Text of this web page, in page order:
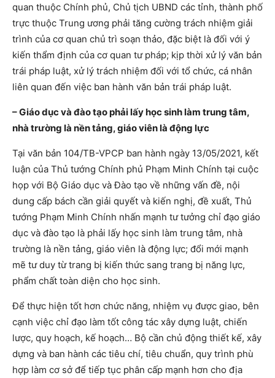
quan thuộc Chính phủ, Chủ tịch UBND các tỉnh, thành phố
trực thuộc Trung ương phải tăng cường trách nhiệm giải
trình của cơ quan chủ trì soạn thảo, đặc biệt là đối với ý
kiến thẩm định của cơ quan tư pháp; kịp thời xử lý văn bản
trái pháp luật, xử lý trách nhiệm đối với tổ chức, cá nhân
liên quan đến việc ban hành văn bản trái pháp luật.
– Giáo dục và đào tạo phải lấy học sinh làm trung tâm,
nhà trường là nền tảng, giáo viên là động lực
Tại văn bản 104/TB-VPCP ban hành ngày 13/05/2021, kết
luận của Thủ tướng Chính phủ Phạm Minh Chính tại cuộc
họp với Bộ Giáo dục và Đào tạo về những vấn đề, nội
dung cấp bách cần giải quyết và kiến nghị, đề xuất, Thủ
tướng Phạm Minh Chính nhấn mạnh tư tưởng chỉ đạo giáo
dục và đào tạo là phải lấy học sinh làm trung tâm, nhà
trường là nền tảng, giáo viên là động lực; đổi mới mạnh
mẽ tư duy từ trang bị kiến thức sang trang bị năng lực,
phẩm chất toàn diện cho học sinh.
Để thực hiện tốt hơn chức năng, nhiệm vụ được giao, bên
cạnh việc chỉ đạo làm tốt công tác xây dựng luật, chiến
lược, quy hoạch, kế hoạch… Bộ cần chủ động thiết kế, xây
dựng và ban hành các tiêu chí, tiêu chuẩn, quy trình phù
hợp làm cơ sở để tiếp tục phân cấp mạnh hơn cho địa